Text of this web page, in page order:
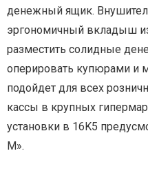
денежный ящик.
эргономичный вкладыш
разместить солидные
оперировать купюрами и
подойдет для всех
кассы в крупных
установки в 16K5
М».